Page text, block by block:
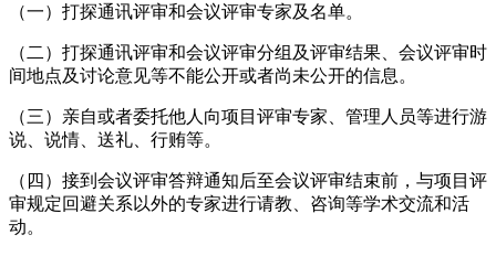
（一）打探通讯评审和会议评审专家及名单。
（二）打探通讯评审和会议评审分组及评审结果、会议评审时
间地点及讨论意见等不能公开或者尚未公开的信息。
（三）亲自或者委托他人向项目评审专家、管理人员等进行游
说、说情、送礼、行贿等。
（四）接到会议评审答辩通知后至会议评审结束前，与项目评
审规定回避关系以外的专家进行请教、咨询等学术交流和活
动。